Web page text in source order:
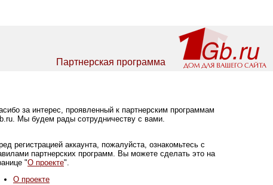
Партнерская программа
за интерес, проявленный к партнерским программам
Мы будем рады сотрудничеству с вами.
регистрацией аккаунта, пожалуйста, ознакомьтесь с
партнерских программ. Вы можете сделать это на
"О проекте".
О проекте